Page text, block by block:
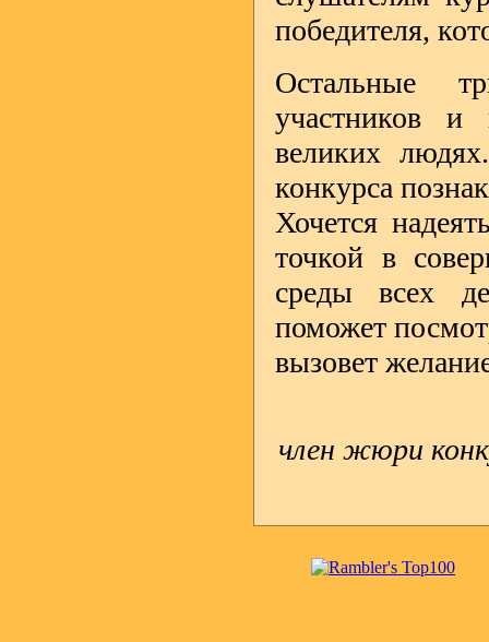
победителя,
Остальные
участников
великих
конкурса
Хочется
точкой в
среды всех
поможет
вызовет
член жюри